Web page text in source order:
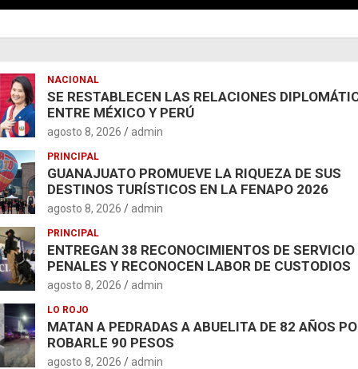
NACIONAL
SE RESTABLECEN LAS RELACIONES
ENTRE MÉXICO Y PERÚ
agosto 8, 2026 admin
PRINCIPAL
GUANAJUATO PROMUEVE LA RIQUEZA DE SUS
DESTINOS TURÍSTICOS EN LA FENAPO 2026
agosto 8, 2026 admin
PRINCIPAL
ENTREGAN 38 RECONOCIMIENTOS DE SERVICIO
PENALES Y RECONOCEN LABOR DE CUSTODIOS
agosto 8, 2026 admin
LO ROJO
MATAN A PEDRADAS A ABUELITA DE 82 AÑOS
ROBARLE 90 PESOS
agosto 8, 2026 admin